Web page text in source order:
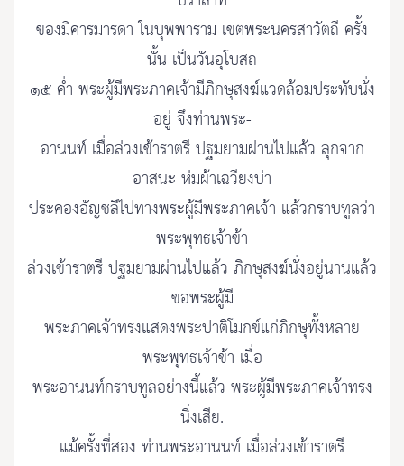
ของมิคารมารดา ในบุพพาราม เขตพระนครสาวัตถี ครั้ง
นั้น เป็นวันอุโบสถ
๑๕ ค่ำ พระผู้มีพระภาคเจ้ามีภิกษุสงฆ์แวดล้อมประทับนั่ง
อยู่ จึงท่านพระ-
อานนท์ เมื่อล่วงเข้าราตรี ปฐมยามผ่านไปแล้ว ลุกจาก
อาสนะ ห่มผ้าเฉวียงบ่า
ประคองอัญชลีไปทางพระผู้มีพระภาคเจ้า แล้วกราบทูลว่า
พระพุทธเจ้าข้า
ล่วงเข้าราตรี ปฐมยามผ่านไปแล้ว ภิกษุสงฆ์นั่งอยู่นานแล้ว
ขอพระผู้มี
พระภาคเจ้าทรงแสดงพระปาติโมกข์แก่ภิกษุทั้งหลาย
พระพุทธเจ้าข้า เมื่อ
พระอานนท์กราบทูลอย่างนี้แล้ว พระผู้มีพระภาคเจ้าทรง
นิ่งเสีย.
แม้ครั้งที่สอง ท่านพระอานนท์ เมื่อล่วงเข้าราตรี